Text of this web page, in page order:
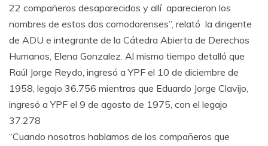
22 compañeros desaparecidos y allí aparecieron los
nombres de estos dos comodorenses”, relató la dirigente
de ADU e integrante de la Cátedra Abierta de Derechos
Humanos, Elena Gonzalez. Al mismo tiempo detalló que
Raúl Jorge Reydo, ingresó a YPF el 10 de diciembre de
1958, legajo 36.756 mientras que Eduardo Jorge Clavijo,
ingresó a YPF el 9 de agosto de 1975, con el legajo
37.278
“Cuando nosotros hablamos de los compañeros que